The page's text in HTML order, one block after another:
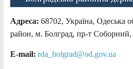
Адреса: 68702, Україна, Одеська
район, м. Болград, пр-т Соборний,
E-mail: rda_bolgrad@od.gov.ua